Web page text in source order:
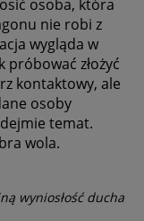
osoba, która
nie robi z
wygląda w
próbować złożyć
kontaktowy, ale
osoby
temat.
wola.
wyniosłość ducha